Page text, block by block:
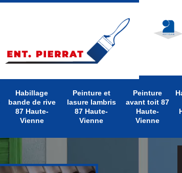
Habillage
bande de rive
87 Haute-
Vienne
Peinture et
lasure lambris
87 Haute-
Vienne
Peinture
avant toit 87
Haute-
Vienne